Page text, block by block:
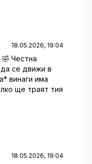
18.05.2026, 19:04
Честна
се движи в
винаги има
ще траят тия
18.05.2026, 19:04